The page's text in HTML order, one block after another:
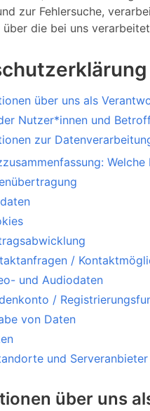
zur Fehlersuche,
über die bei uns
über uns als
Nutzer*innen und
zur
/
und Audiodaten
/
von Daten
und Serveranbieter
über uns